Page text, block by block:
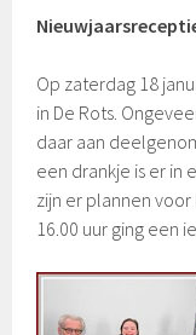
Op zaterdag 18
in De Rots.
daar aan
een drankje is er in
zijn er plannen
16.00 uur ging een